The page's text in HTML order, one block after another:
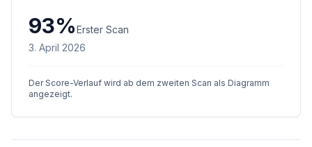
93%Erster Scan
3. April 2026
Der Score-Verlauf wird ab dem zweiten Scan als Diagramm
angezeigt.